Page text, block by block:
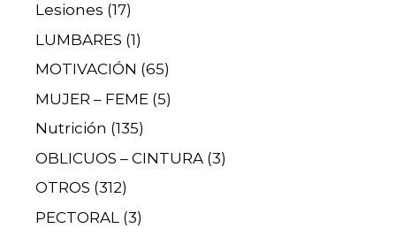
Lesiones (17)
LUMBARES (1)
MOTIVACIÓN (65)
MUJER – FEME (5)
Nutrición (135)
OBLICUOS – CINTURA (3)
OTROS (312)
PECTORAL (3)